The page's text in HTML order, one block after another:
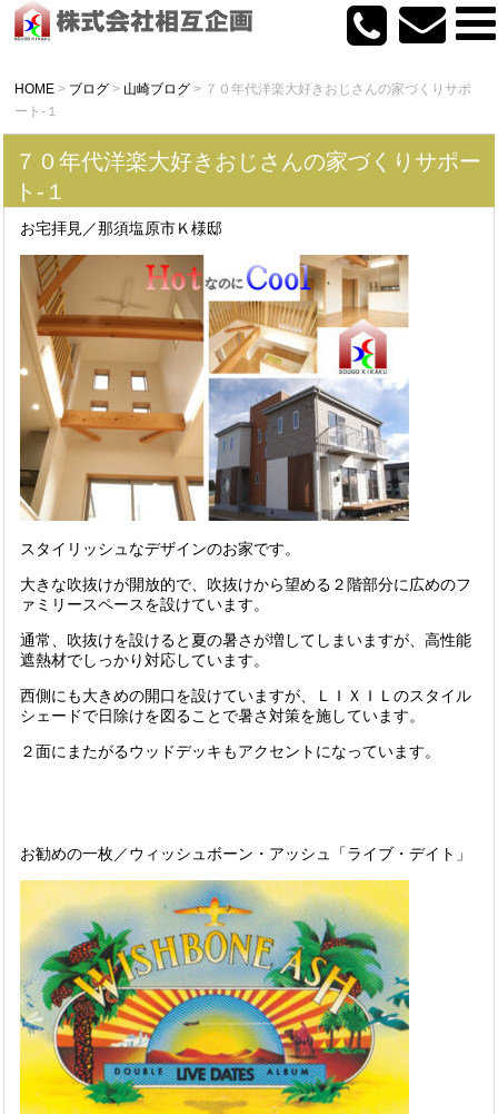
HOME > ブログ > 山崎ブログ > ７０年代洋楽大好きおじさんの家づくりサポ
ート-１
７０年代洋楽大好きおじさんの家づくりサポー
ト-１
お宅拝見／那須塩原市Ｋ様邸
スタイリッシュなデザインのお家です。
大きな吹抜けが開放的で、吹抜けから望める２階部分に広めのフ
ァミリースペースを設けています。
通常、吹抜けを設けると夏の暑さが増してしまいますが、高性能
遮熱材でしっかり対応しています。
西側にも大きめの開口を設けていますが、ＬＩＸＩＬのスタイル
シェードで日除けを図ることで暑さ対策を施しています。
２面にまたがるウッドデッキもアクセントになっています。
お勧めの一枚／ウィッシュボーン・アッシュ「ライブ・デイト」